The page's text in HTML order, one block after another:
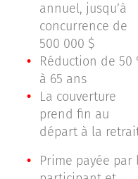
annuel, jusqu’à
concurrence de
500 000 $
Réduction de 50
à 65 ans
La couverture
prend fin au
départ à la
Prime payée par